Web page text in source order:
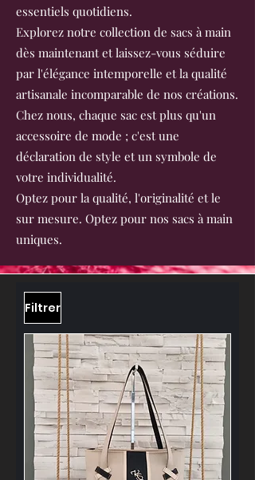
essentiels quotidiens.
Explorez notre collection de sacs à main
dès maintenant et laissez-vous séduire
par l'élégance intemporelle et la qualité
artisanale incomparable de nos créations.
Chez nous, chaque sac est plus qu'un
accessoire de mode ; c'est une
déclaration de style et un symbole de
votre individualité.
Optez pour la qualité, l'originalité et le
sur mesure. Optez pour nos sacs à main
uniques.
Filtrer